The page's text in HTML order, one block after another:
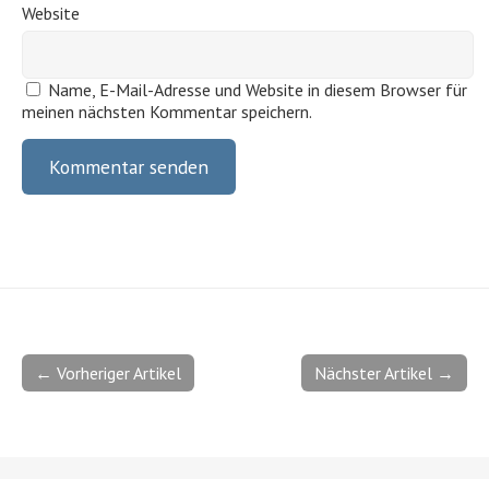
Website
Name, E-Mail-Adresse und Website in diesem Browser für
meinen nächsten Kommentar speichern.
Nächster Artikel →
← Vorheriger Artikel